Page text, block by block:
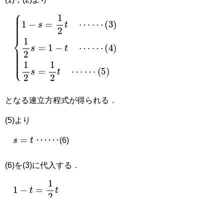
1 −s= 1 2t ⋯⋯
(3)12s =1− ⋯⋯
(4)12s =12 ⋯⋯(5
となる連立方程式が得られる．
(5)より
･･････(6)
(6)を(3)に代入する．
1 −t = 12t